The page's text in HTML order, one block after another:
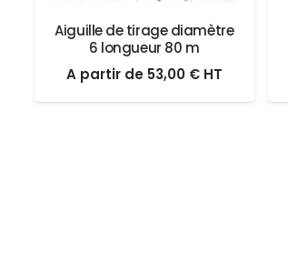
Aiguille de tirage diamètre
6 longueur 80 m
A partir de Le
prix
53,00 €Le
prix
HT